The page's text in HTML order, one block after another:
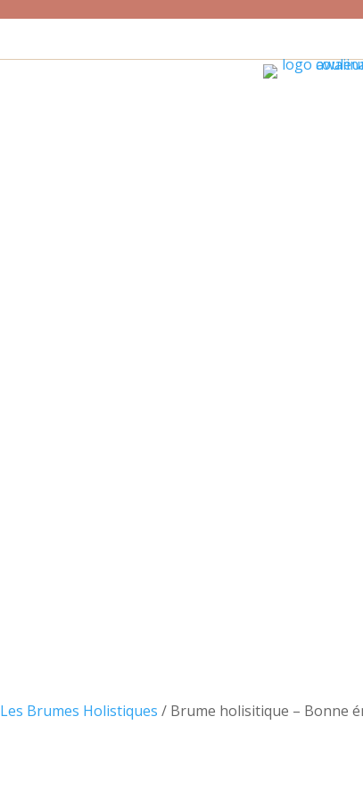
Les Brumes Holistiques / Brume holisitique – Bonne